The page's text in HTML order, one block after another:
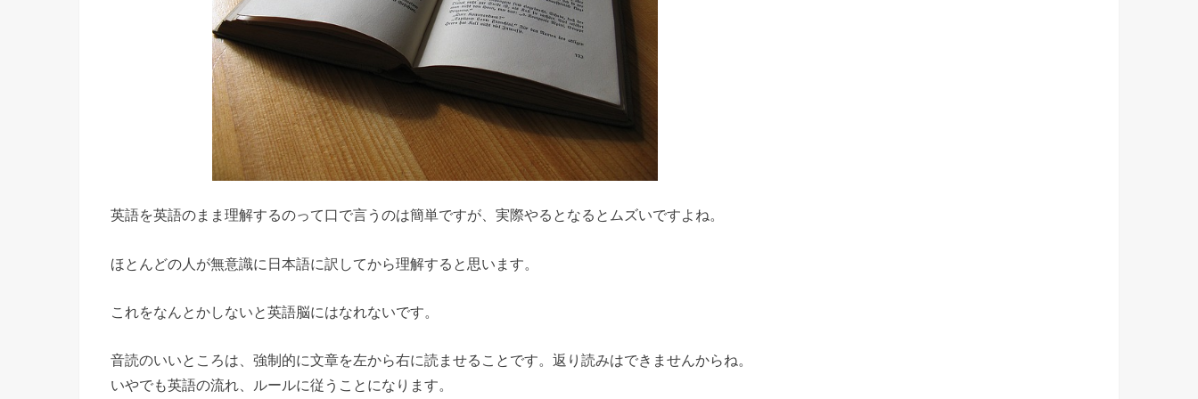
英語を英語のまま理解するのって口で言うのは簡単ですが、実際やるとなるとムズいですよね。
ほとんどの人が無意識に日本語に訳してから理解すると思います。
これをなんとかしないと英語脳にはなれないです。
音読のいいところは、強制的に文章を左から右に読ませることです。返り読みはできませんからね。
いやでも英語の流れ、ルールに従うことになります。